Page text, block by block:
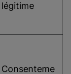
légitime
Consenteme